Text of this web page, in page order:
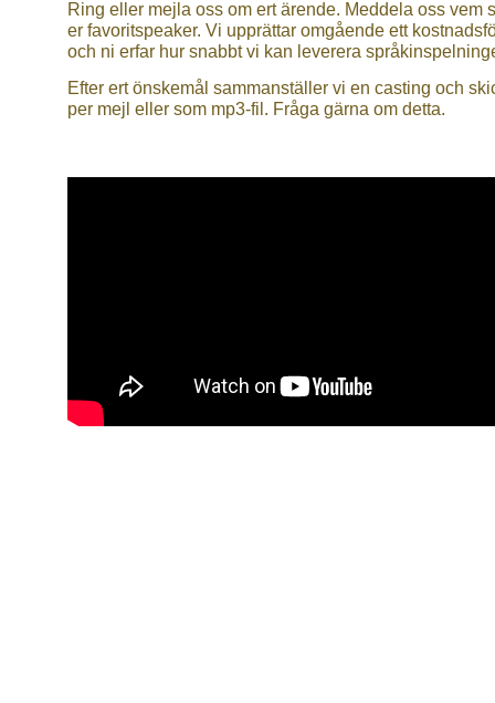
Ring eller mejla oss om ert ärende. Meddela oss vem
er favoritspeaker. Vi upprättar omgående ett
och ni erfar hur snabbt vi kan leverera
Efter ert önskemål sammanställer vi en casting och
per mejl eller som mp3-fil. Fråga gärna om detta.